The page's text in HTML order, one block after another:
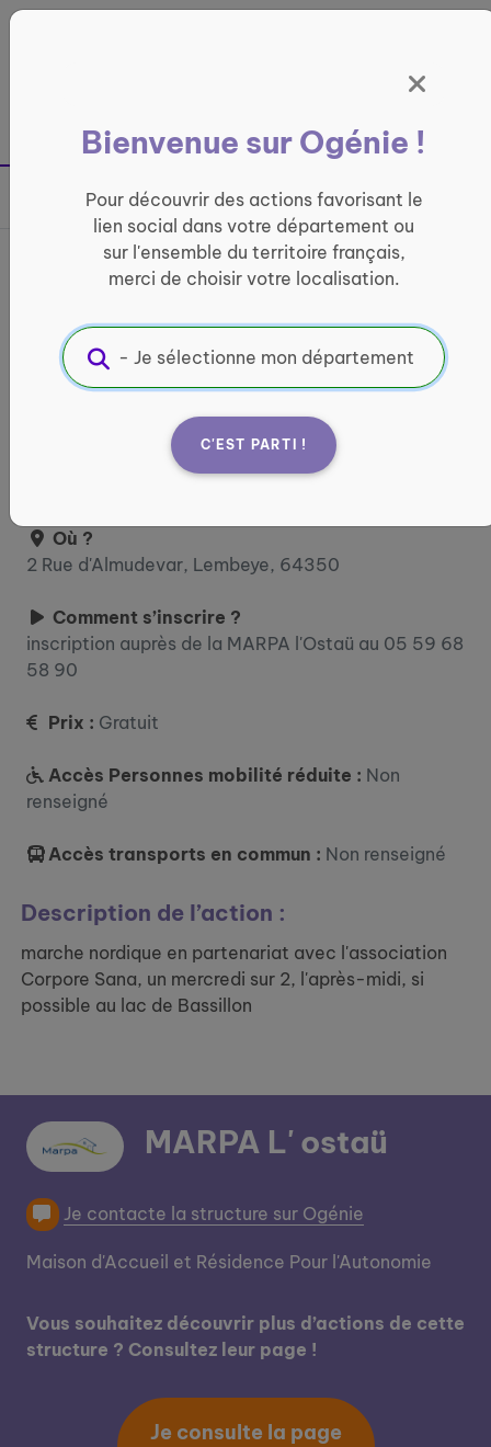
France entière
Bienvenue sur Ogénie !
Pour découvrir des actions favorisant le
lien social dans votre département ou
sur l'ensemble du territoire français,
merci de choisir votre localisation.
C'EST PARTI !
Partager sur
marche nordique
ACTIVITÉ PHYSIQUE
Informations pratiques :
Du 1 septembre 2025 au 31 août 2026
Où ?
2 Rue d'Almudevar, Lembeye, 64350
Comment s’inscrire ?
inscription auprès de la MARPA l'Ostaü au 05 59 68
58 90
Prix : Gratuit
Accès Personnes mobilité réduite : Non
renseigné
Accès transports en commun : Non renseigné
Description de l’action :
marche nordique en partenariat avec l'association
Corpore Sana, un mercredi sur 2, l'après-midi, si
possible au lac de Bassillon
MARPA L' ostaü
Je contacte la structure sur Ogénie
Maison d'Accueil et Résidence Pour l'Autonomie
Vous souhaitez découvrir plus d’actions de cette
structure ? Consultez leur page !
Je consulte la page
Panneau de gestion des cookies